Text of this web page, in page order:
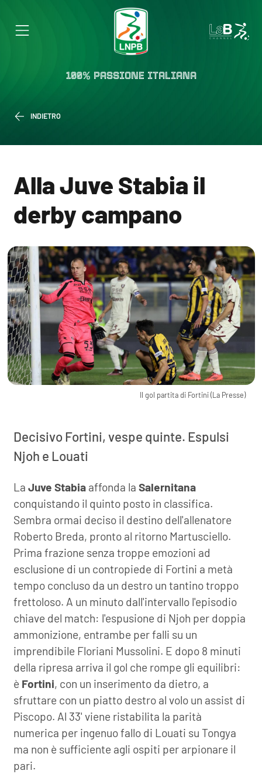
100% PASSIONE ITALIANA
INDIETRO
Alla Juve Stabia il
derby campano
Il gol partita di Fortini (La Presse)
Decisivo Fortini, vespe quinte. Espulsi
Njoh e Louati
La Juve Stabia affonda la Salernitana
conquistando il quinto posto in classifica.
Sembra ormai deciso il destino dell'allenatore
Roberto Breda, pronto al ritorno Martusciello.
Prima frazione senza troppe emozioni ad
esclusione di un contropiede di Fortini a metà
tempo concluso da un destro un tantino troppo
frettoloso. A un minuto dall'intervallo l'episodio
chiave del match: l'espusione di Njoh per doppia
ammonizione, entrambe per falli su un
imprendibile Floriani Mussolini. E dopo 8 minuti
della ripresa arriva il gol che rompe gli equilibri:
è Fortini, con un inserimento da dietro, a
sfruttare con un piatto destro al volo un assist di
Piscopo. Al 33' viene ristabilita la parità
numerica per ingenuo fallo di Louati su Tongya
ma non è sufficiente agli ospiti per arpionare il
pari.